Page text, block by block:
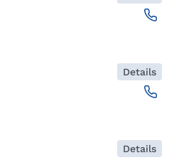
Details
Details